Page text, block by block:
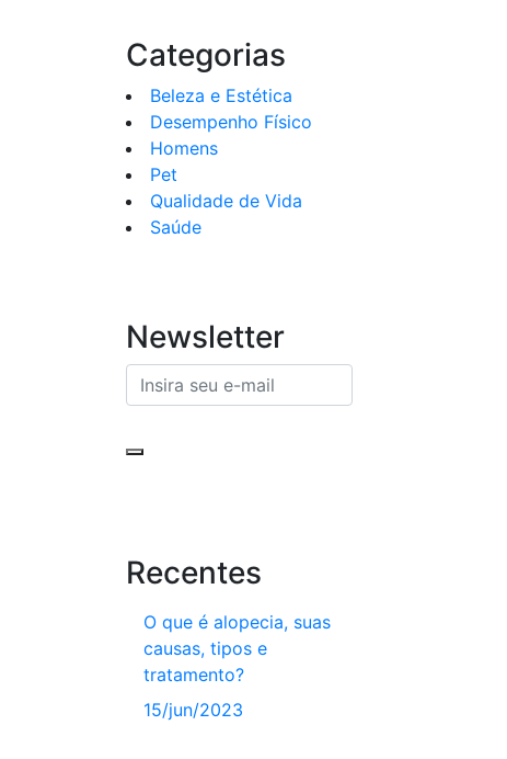
Categorias
Beleza e Estética
Desempenho Físico
Homens
Pet
Qualidade de Vida
Saúde
Newsletter
Recentes
O que é alopecia, suas
causas, tipos e
tratamento?
15/jun/2023